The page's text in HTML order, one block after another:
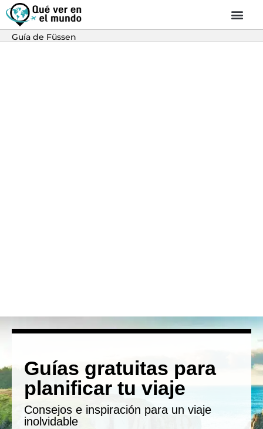
Guía de Füssen
Guías gratuitas para
planificar tu viaje
Consejos e inspiración para un viaje
inolvidable